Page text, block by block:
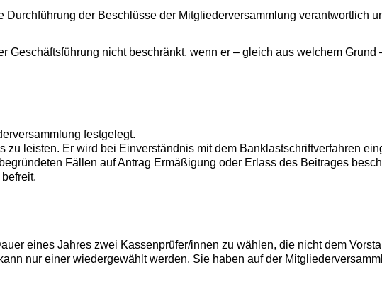
Durchführung der Beschlüsse der Mit­glieder­versammlung verantwortlich
Geschäftsführung nicht beschränkt, wenn er – gleich aus welchem
fest­gelegt.
leisten. Er wird bei Einverständnis mit dem Banklastschriftverfahren
Fällen auf Antrag Ermäßi­gung oder Erlass des Beitrages
eines Jahres zwei Kassenprüfer/innen zu wählen, die nicht dem
nur einer wie­dergewählt werden. Sie haben auf der